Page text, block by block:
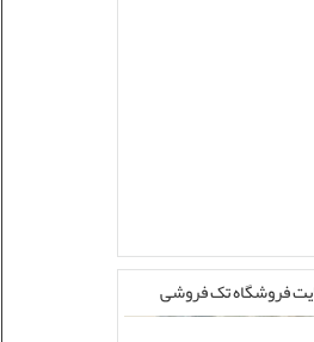
فروشگاه تک فروشی